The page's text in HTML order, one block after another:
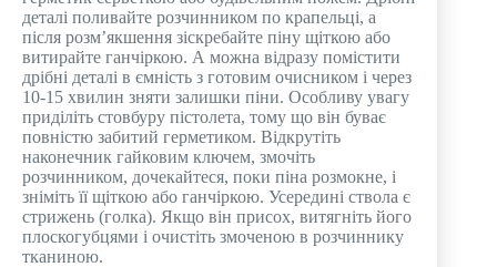
деталі поливайте розчинником по крапельці, а
після розм’якшення зіскребайте піну щіткою або
витирайте ганчіркою. А можна відразу помістити
дрібні деталі в ємність з готовим очисником і через
10-15 хвилин зняти залишки піни. Особливу увагу
приділіть стовбуру пістолета, тому що він буває
повністю забитий герметиком. Відкрутіть
наконечник гайковим ключем, змочіть
розчинником, дочекайтеся, поки піна розмокне, і
зніміть її щіткою або ганчіркою. Усередині ствола є
стрижень (голка). Якщо він присох, витягніть його
плоскогубцями і очистіть змоченою в розчиннику
тканиною.